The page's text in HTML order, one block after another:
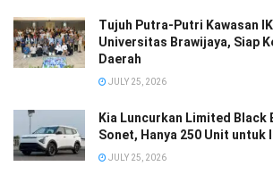
Tujuh Putra-Putri Kawasan
Universitas Brawijaya, Siap
Daerah
JULY 25, 2026
Kia Luncurkan Limited Black
Sonet, Hanya 250 Unit untuk
JULY 25, 2026